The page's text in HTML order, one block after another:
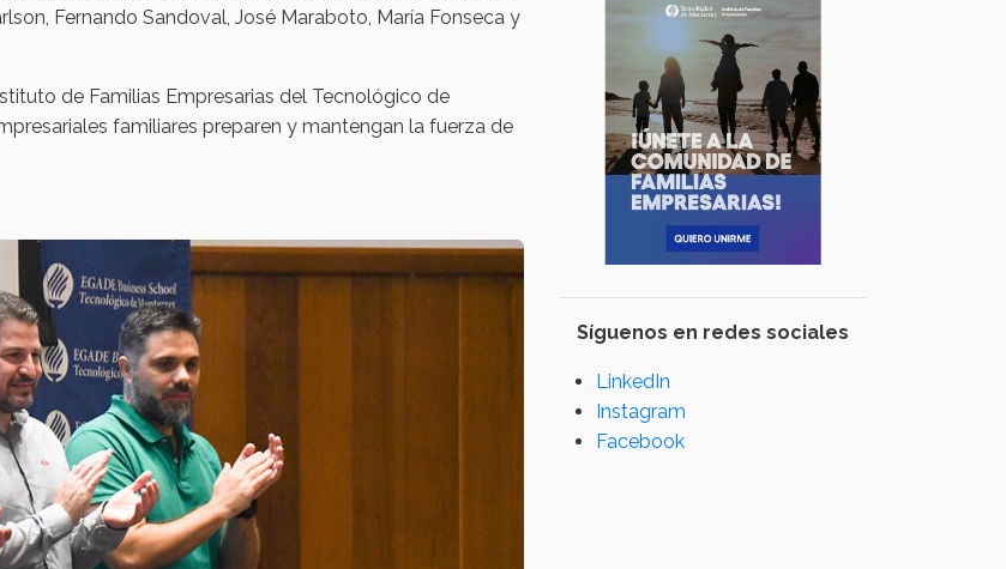
Fernando Sandoval, José Maraboto, María Fonseca y
de Familias Empresarias del Tecnológico de
familiares preparen y mantengan la fuerza de
Síguenos en redes sociales
LinkedIn
Instagram
Facebook